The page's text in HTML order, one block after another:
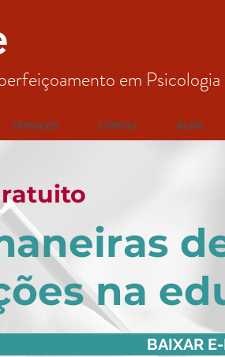
em Psicologia
SERVIÇOS CURSOS BLOG
na
BAIXAR